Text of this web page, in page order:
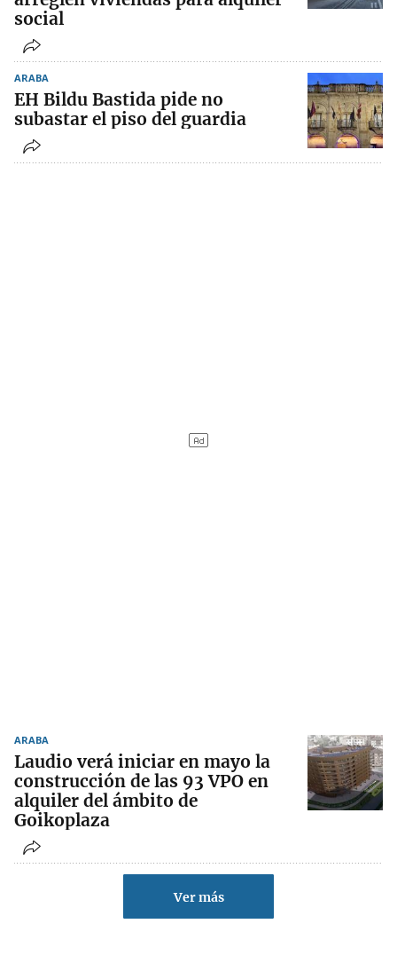
social
ARABA
EH Bildu Bastida pide no
subastar el piso del guardia
ARABA
Laudio verá iniciar en mayo la
construcción de las 93 VPO en
alquiler del ámbito de
Goikoplaza
Ver más